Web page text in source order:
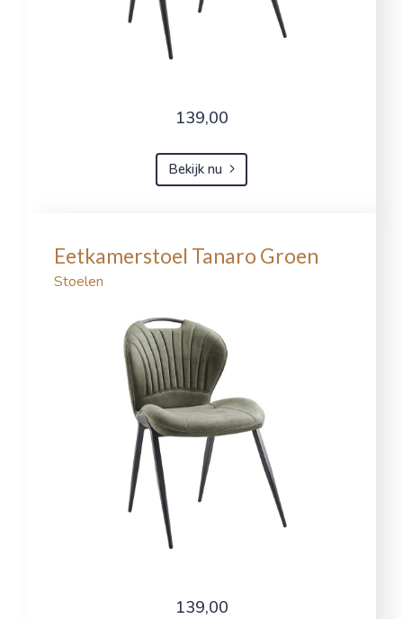
139,00
Bekijk nu
Eetkamerstoel Tanaro Groen
Stoelen
139,00